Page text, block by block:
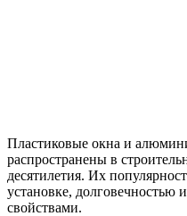
Пластиковые окна и
распространены в
десятилетия. Их
установке,
свойствами.